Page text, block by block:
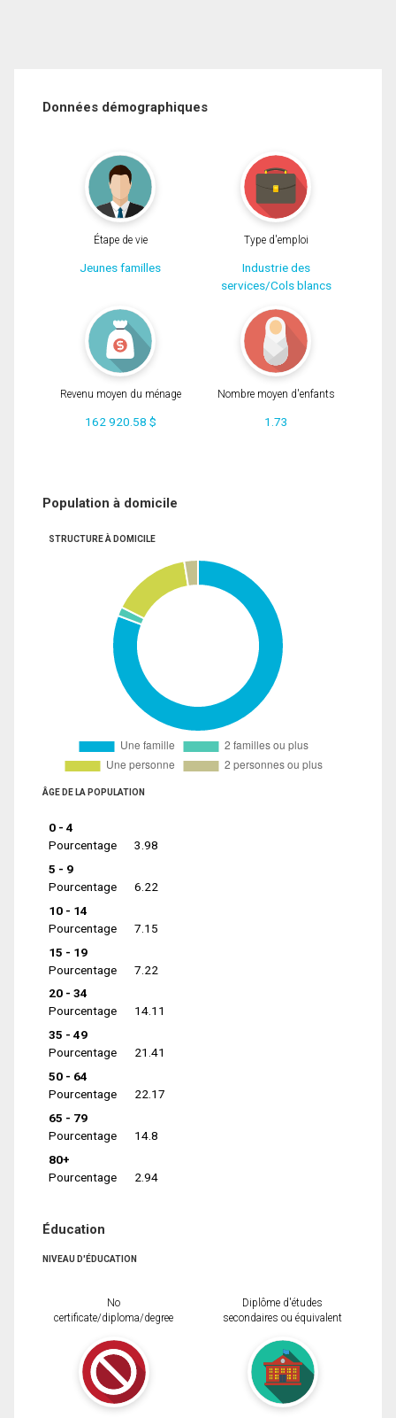
Données démographiques
Étape de vie
Jeunes familles
Type d'emploi
Industrie des
services/Cols blancs
Revenu moyen du ménage
162 920.58 $
Nombre moyen d'enfants
1.73
Population à domicile
STRUCTURE À DOMICILE
ÂGE DE LA POPULATION
0 - 4
Pourcentage
3.98
5 - 9
Pourcentage
6.22
10 - 14
Pourcentage
7.15
15 - 19
Pourcentage
7.22
20 - 34
Pourcentage
14.11
35 - 49
Pourcentage
21.41
50 - 64
Pourcentage
22.17
65 - 79
Pourcentage
14.8
80+
Pourcentage
2.94
Éducation
NIVEAU D'ÉDUCATION
No
certificate/diploma/degree
Diplôme d'études
secondaires ou équivalent